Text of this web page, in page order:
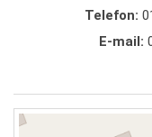
Telefon:
E-mail: